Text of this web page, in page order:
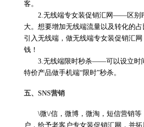
客。
2.无线端专女装促销汇网——区别
大。想要增加无线端流量以及转化的
引入无线端，做无线端专女装促销汇
钱！
3.无线端限时秒杀——可以设立时
特价产品做手机端“限时”秒杀。
五、SNS营销
\微\/信，微博，微淘，短信营销等
户，给予老客户专女装促销汇网，并